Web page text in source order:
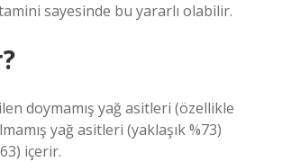
sayesinde bu yararlı olabilir.
doymamış yağ asitleri (özellikle
yağ asitleri (yaklaşık %73)
içerir.